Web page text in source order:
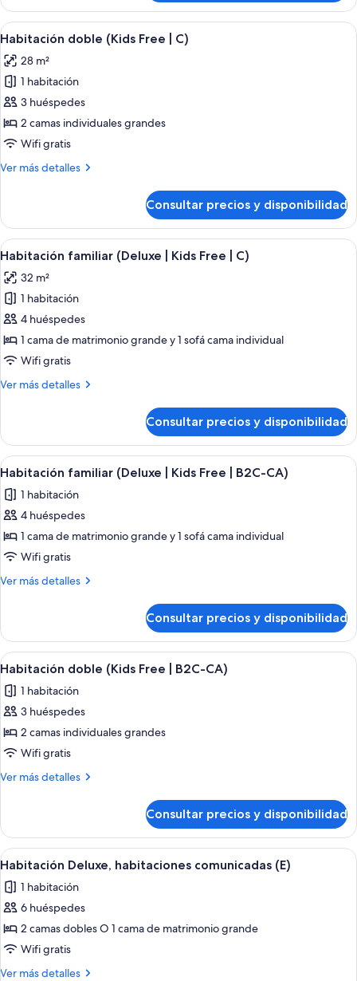
Deluxe,
habitaciones
comunicadas
Abrir
todas
las
fotos
de
Habitación
doble
Free
Una habitación de hotel con cama,
4
Habitación doble (Kids Free | C)
28 m²
1 habitación
3 huéspedes
2 camas individuales grandes
Wifi gratis
Ver más detalles
Más
doble
(Kids
Free
C)
Consultar precios y disponibilidad
Abrir
todas
las
fotos
de
Habitación
familiar
|
C)
Una habitación de hotel con dos
5
Habitación familiar (Deluxe | Kids Free | C)
32 m²
1 habitación
4 huéspedes
1 cama de matrimonio grande y 1 sofá cama individual
Wifi gratis
Ver más detalles
Más
familiar
(Deluxe
|
Free
Consultar precios y disponibilidad
Abrir
todas
las
fotos
de
Habitación
familiar
Kids
Free
|
B2C-
CA)
Una habitación de hotel con dos
5
Habitación familiar (Deluxe | Kids Free | B2C-CA)
1 habitación
4 huéspedes
1 cama de matrimonio grande y 1 sofá cama individual
Wifi gratis
Ver más detalles
Más
familiar
(Deluxe
|
Free
CA)
Consultar precios y disponibilidad
Abrir
todas
las
fotos
de
Habitación
doble
|
B2C-
CA)
Una habitación de hotel con cama,
4
Habitación doble (Kids Free | B2C-CA)
1 habitación
3 huéspedes
2 camas individuales grandes
Wifi gratis
Ver más detalles
Más
doble
(Kids
Free
B2C-
CA)
Consultar precios y disponibilidad
Abrir
todas
las
fotos
de
Habitación
Deluxe,
Habitación de hotel con una cama
5
Habitación Deluxe, habitaciones comunicadas (E)
1 habitación
6 huéspedes
2 camas dobles O 1 cama de matrimonio grande
Wifi gratis
Ver más detalles
Más